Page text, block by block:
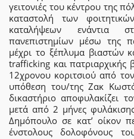
γειτονιές του κέντρου της
καταστολή των
καταλήψεων ενάντια
πανεπιστημίων μέσω της
μέχρι το ξέπλυμα βιαστών
trafficking και
12χρονου κοριτσιού από
υπόθεση του/της Ζακ
δικαστήριο αποφυλακίζει
μετά από 2 μήνες
Δημόπουλο σε κατ’ οίκον
ένστολους δολοφόνους